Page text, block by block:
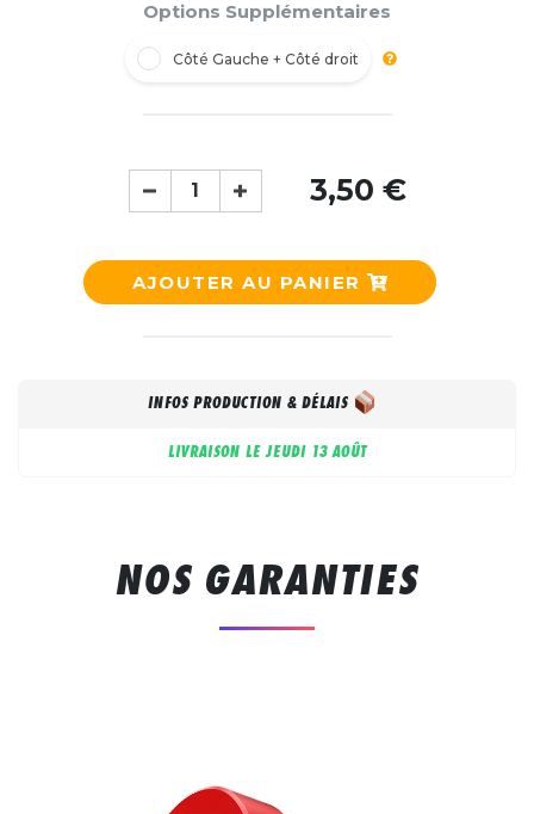
Options Supplémentaires
Côté Gauche + Côté droit
3,50 €
AJOUTER AU PANIER
INFOS PRODUCTION & DÉLAIS
LIVRAISON LEJEUDI 13 AOÛT
NOS GARANTIES